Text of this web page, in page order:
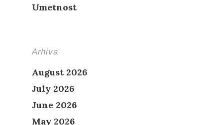
Umetnost
Arhiva
August 2026
July 2026
June 2026
May 2026